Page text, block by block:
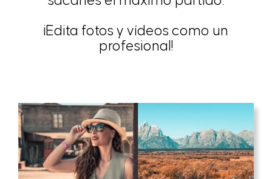
¡Edita fotos y vídeos como un
profesional!